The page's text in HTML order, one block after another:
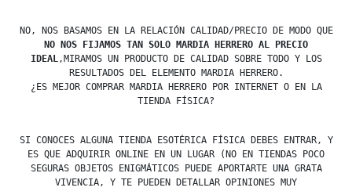
NO, NOS BASAMOS EN LA RELACIÓN CALIDAD/PRECIO DE MODO QUE
NO NOS FIJAMOS TAN SOLO MARDIA HERRERO AL PRECIO
IDEAL,MIRAMOS UN PRODUCTO DE CALIDAD SOBRE TODO Y LOS
RESULTADOS DEL ELEMENTO MARDIA HERRERO.
¿ES MEJOR COMPRAR MARDIA HERRERO POR INTERNET O EN LA
TIENDA FÍSICA?
SI CONOCES ALGUNA TIENDA ESOTÉRICA FÍSICA DEBES ENTRAR, Y
ES QUE ADQUIRIR ONLINE EN UN LUGAR (NO EN TIENDAS POCO
SEGURAS OBJETOS ENIGMÁTICOS PUEDE APORTARTE UNA GRATA
VIVENCIA, Y TE PUEDEN DETALLAR OPINIONES MUY